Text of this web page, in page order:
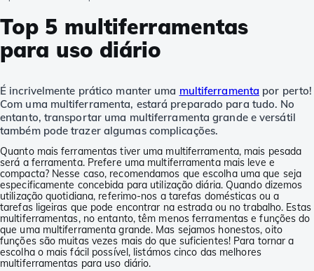
Top 5 multiferramentas
para uso diário
É incrivelmente prático manter uma multiferramenta por perto!
Com uma multiferramenta, estará preparado para tudo. No
entanto, transportar uma multiferramenta grande e versátil
também pode trazer algumas complicações.
Quanto mais ferramentas tiver uma multiferramenta, mais pesada
será a ferramenta. Prefere uma multiferramenta mais leve e
compacta? Nesse caso, recomendamos que escolha uma que seja
especificamente concebida para utilização diária. Quando dizemos
utilização quotidiana, referimo-nos a tarefas domésticas ou a
tarefas ligeiras que pode encontrar na estrada ou no trabalho. Estas
multiferramentas, no entanto, têm menos ferramentas e funções do
que uma multiferramenta grande. Mas sejamos honestos, oito
funções são muitas vezes mais do que suficientes! Para tornar a
escolha o mais fácil possível, listámos cinco das melhores
multiferramentas para uso diário.